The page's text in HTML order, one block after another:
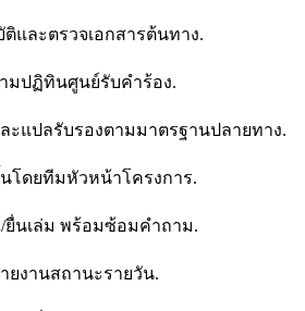
และตรวจเอกสารต้นทาง.
มปฏิทินศูนย์รับคำร้อง.
ะแปลรับรองตามมาตรฐานปลายทาง.
โดยทีมหัวหน้าโครงการ.
นเล่ม พร้อมซ้อมคำถาม.
ยงานสถานะรายวัน.